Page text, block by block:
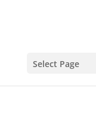
Select Page